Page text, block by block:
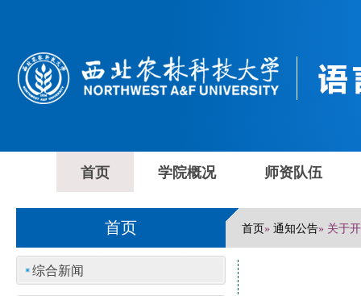
首页 学院概况 师资队伍
首页 首页» 通知公告» 关于
综合新闻